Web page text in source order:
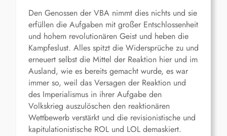
Den Genossen der VBA nimmt dies nichts und sie
erfüllen die Aufgaben mit großer Entschlossenheit
und hohem revolutionären Geist und heben die
Kampfeslust. Alles spitzt die Widersprüche zu und
erneuert selbst die Mittel der Reaktion hier und im
Ausland, wie es bereits gemacht wurde, es war
immer so, weil das Versagen der Reaktion und
des Imperialismus in ihrer Aufgabe den
Volkskrieg auszulöschen den reaktionären
Wettbewerb verstärkt und die revisionistische und
kapitulationistische ROL und LOL demaskiert.